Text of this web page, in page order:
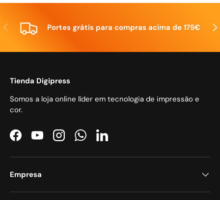
Anterior Portes grátis para compras acima de 175€
Tienda Digipress
Somos a loja online líder em tecnologia de impressão e
cor.
FacebookYouTubeInstagramWhatsAppLinkedIn
Empresa